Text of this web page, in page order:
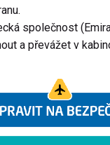
společnost
a převážet v